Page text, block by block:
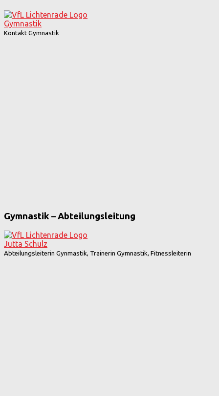
Gymnastik
Kontakt Gymnastik
Gymnastik – Abteilungsleitung
Jutta Schulz
Abteilungsleiterin Gynmastik, Trainerin Gymnastik, Fitnessleiterin